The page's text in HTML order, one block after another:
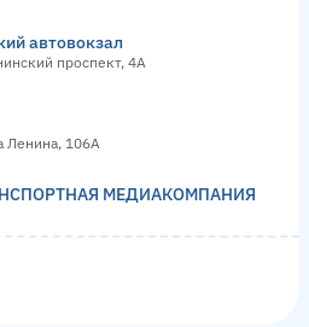
автовокзал
проспект, 4А
Ленина, 106А
МЕДИАКОМПАНИЯ